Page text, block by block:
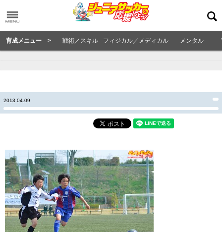
育成メニュー > 戦術／スキル フィジカル／メディカル メンタル
2013.04.09